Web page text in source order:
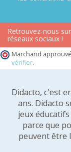
Retrouvez-nous
réseaux sociaux !
Marchand
vérifier.
Didacto, c'est
ans. Didacto
jeux
parce que
peuvent être